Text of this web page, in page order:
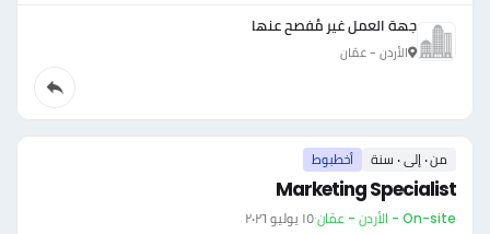
جهة العمل غير مُفصح عنها
الأردن - عمّان
من ٠ إلى ٠ سنة أخطبوط
Marketing Specialist
On-site - الأردن - عمّان ·١٥ يوليو ٢٠٢٦